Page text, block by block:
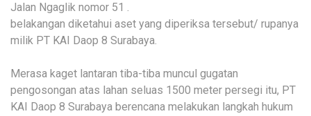
Jalan Ngaglik nomor 51 .
belakangan diketahui aset yang diperiksa tersebut/ rupanya
milik PT KAI Daop 8 Surabaya.
Merasa kaget lantaran tiba-tiba muncul gugatan
pengosongan atas lahan seluas 1500 meter persegi itu, PT
KAI Daop 8 Surabaya berencana melakukan langkah hukum